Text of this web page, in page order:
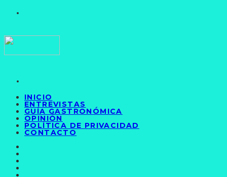
INICIO
ENTREVISTAS
GUÍA GASTRONÓMICA
OPINIÓN
POLÍTICA DE PRIVACIDAD
CONTACTO